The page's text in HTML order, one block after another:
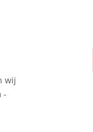
wij
-